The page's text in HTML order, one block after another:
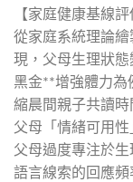
【家庭健康基線評
從家庭系統理論
現，父母生理狀
黑金**增強體力為
縮晨間親子共讀
父母「情緒可用
父母過度專注於
語言線索的回應